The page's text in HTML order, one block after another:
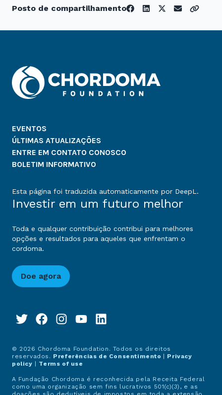
Posto de compartilhamento
EVENTOS
ÚLTIMAS ATUALIZAÇÕES
ENTRE EM CONTATO CONOSCO
BOLETIM INFORMATIVO
Esta página foi traduzida automaticamente por DeepL.
Investir em um futuro melhor
Toda e qualquer contribuição contribui para melhores
opções e resultados para aqueles que enfrentam o
cordoma.
Doe agora
© 2026 Chordoma Foundation. Todos os direitos
reservados. Preferências de Consentimento
Privacy
policy
Terms of use
A Fundação Chordoma é reconhecida pela Receita Federal
como uma organização sem fins lucrativos 501(c)(3), e as